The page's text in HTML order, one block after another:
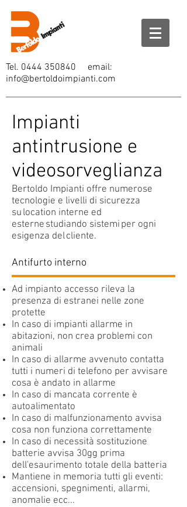
Tel. 0444 350840 email:
info@bertoldoimpianti.com
Impianti
antintrusione e
videosorveglianza
Bertoldo Impianti offre numerose
tecnologie e livelli di sicurezza
su location interne ed
esterne studiando sistemi per ogni
esigenza del cliente.
Ad impianto accesso rileva la
presenza di estranei nelle zone
protette
In caso di impianti allarme in
abitazioni, non crea problemi con
animali
In caso di allarme avvenuto contatta
tutti i numeri di telefono per avvisare
cosa è andato in allarme
In caso di mancata corrente è
autoalimentato
In caso di malfunzionamento avvisa
cosa non funziona correttamente
In caso di necessità sostituzione
batterie avvisa 30gg prima
dell'esaurimento totale della batteria
Mantiene in memoria tutti gli eventi:
accensioni, spegnimenti, allarmi,
anomalie ecc...
Antifurto interno